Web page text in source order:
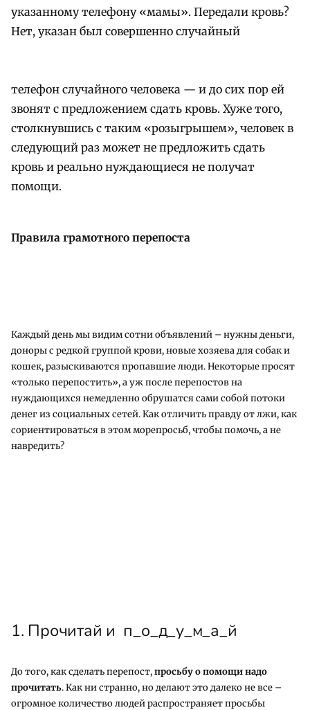
указанному телефону «мамы». Передали кровь?
Нет, указан был совершенно случайный
телефон случайного человека — и до сих пор ей
звонят с предложением сдать кровь. Хуже того,
столкнувшись с таким «розыгрышем», человек в
следующий раз может не предложить сдать
кровь и реально нуждающиеся не получат
помощи.
Правила грамотного перепоста
Каждый день мы видим сотни объявлений – нужны деньги,
доноры с редкой группой крови, новые хозяева для собак и
кошек, разыскиваются пропавшие люди. Некоторые просят
«только перепостить», а уж после перепостов на
нуждающихся немедленно обрушатся сами собой потоки
денег из социальных сетей. Как отличить правду от лжи, как
сориентироваться в этом морепросьб, чтобы помочь, а не
навредить?
1. Прочитай и п_о_д_у_м_а_й
До того, как сделать перепост,просьбу о помощи надо
прочитать. Как ни странно, но делают это далеко не все –
огромное количество людей распространяет просьбы